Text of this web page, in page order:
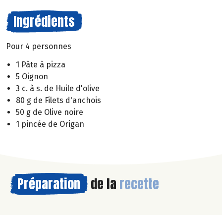
Ingrédients
Pour 4 personnes
1 Pâte à pizza
5 Oignon
3 c. à s. de Huile d'olive
80 g de Filets d'anchois
50 g de Olive noire
1 pincée de Origan
Préparation de la recette